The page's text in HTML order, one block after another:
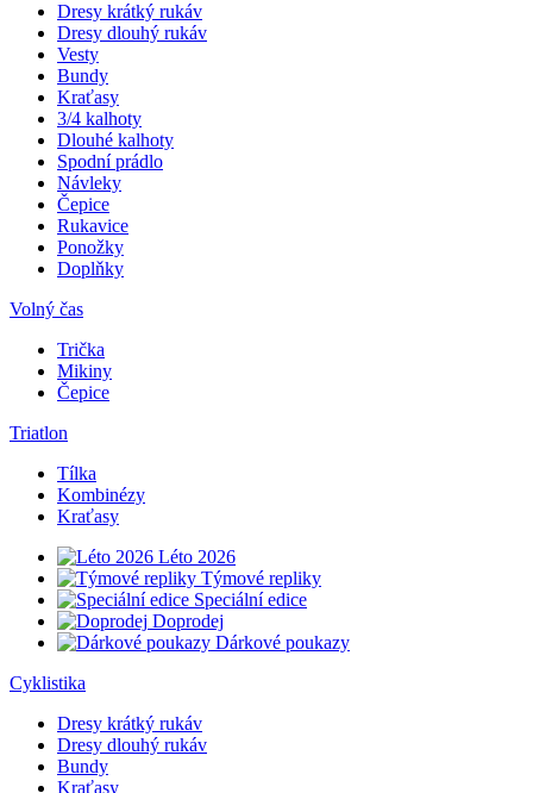
Dresy krátký rukáv
Dresy dlouhý rukáv
Vesty
Bundy
Kraťasy
3/4 kalhoty
Dlouhé kalhoty
Spodní prádlo
Návleky
Čepice
Rukavice
Ponožky
Doplňky
Volný čas
Trička
Mikiny
Čepice
Triatlon
Tílka
Kombinézy
Kraťasy
Léto 2026
Týmové repliky
Speciální edice
Doprodej
Dárkové poukazy
Cyklistika
Dresy krátký rukáv
Dresy dlouhý rukáv
Bundy
Kraťasy